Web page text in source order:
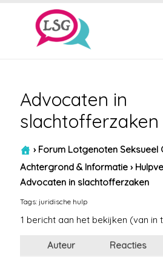
Advocaten in
slachtofferzaken
› Forum Lotgenoten Seksueel
Achtergrond & Informatie ›
Advocaten in slachtofferzaken
Tags: juridische hulp
1 bericht aan het bekijken (van in
Auteur
Reacties